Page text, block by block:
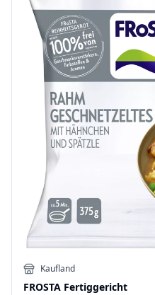
Kaufland
FROSTA Fertiggericht